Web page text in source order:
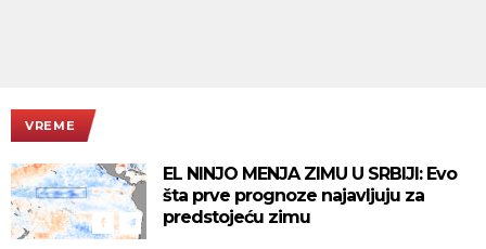
VREME
EL NINJO MENJA ZIMU U SRBIJI: Evo
šta prve prognoze najavljuju za
predstojeću zimu